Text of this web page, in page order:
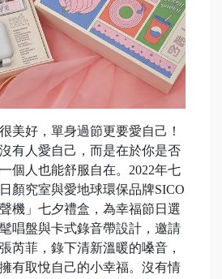
美好，單身過節更要愛自己！
有人愛自己，而是在於你是否
個人也能舒服自在。2022年七
顏究室與愛地球環保品牌SICO
機」七夕禮盒，為幸福節日選
唱盤與卡式錄音帶設計，邀請
芮菲，錄下清新溫暖的嗓音，
有取悅自己的小幸福。沒有情